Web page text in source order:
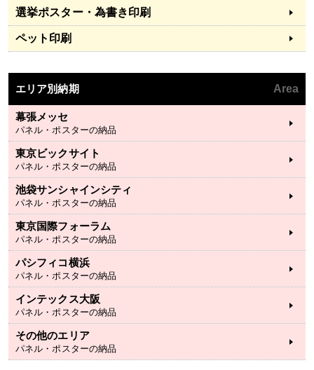
選挙ポスター・為書き印刷
ペット印刷
エリア別納期 Area
幕張メッセ
パネル・ポスターの納品
東京ビックサイト
パネル・ポスターの納品
池袋サンシャインシティ
パネル・ポスターの納品
東京国際フォーラム
パネル・ポスターの納品
パシフィコ横浜
パネル・ポスターの納品
インテックス大阪
パネル・ポスターの納品
その他のエリア
パネル・ポスターの納品